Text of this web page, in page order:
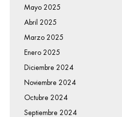
Mayo 2025
Abril 2025
Marzo 2025
Enero 2025
Diciembre 2024
Noviembre 2024
Octubre 2024
Septiembre 2024